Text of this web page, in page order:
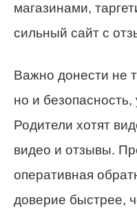
магазинами,
сильный сайт с
Важно донести не
но и
Родители хотят
видео и отзывы.
оперативная
доверие быстрее,